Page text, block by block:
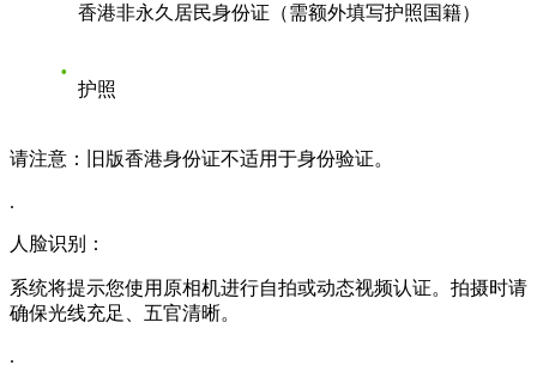
香港非永久居民身份证（需额外填写护照国籍）
护照
请注意：旧版香港身份证不适用于身份验证。
.
人脸识别：
系统将提示您使用原相机进行自拍或动态视频认证。拍摄时请
确保光线充足、五官清晰。
.